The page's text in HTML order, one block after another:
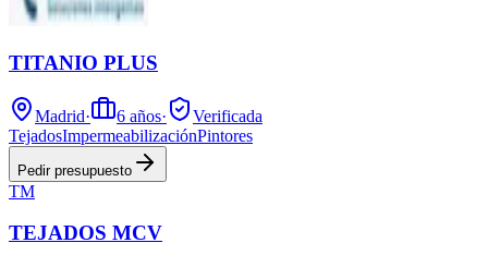
TITANIO PLUS
Madrid· 6 años·
Verificada
TejadosImpermeabilizaciónPintores
Pedir presupuesto
TM
TEJADOS MCV